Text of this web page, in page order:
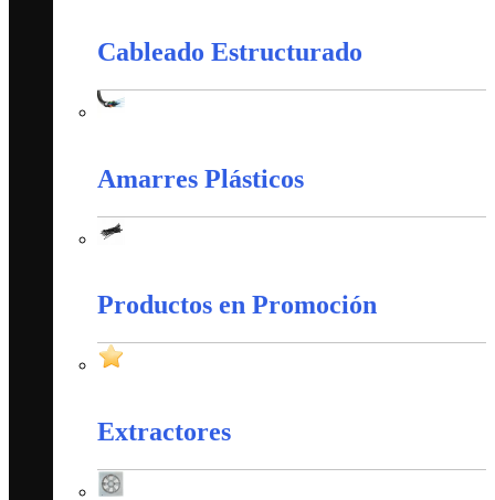
Cableado Estructurado
Amarres Plásticos
Productos en Promoción
Extractores